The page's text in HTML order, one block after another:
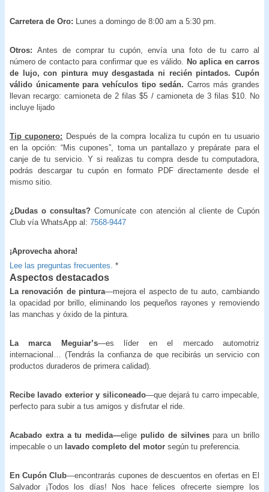
Carretera de Oro: Lunes a domingo de 8:00 am a 5:30 pm.
Otros: Antes de comprar tu cupón, envía una foto de tu carro al
número de contacto para confirmar que es válido.
No aplica en carros
de lujo, con pintura muy desgastada ni recién pintados. Cupón
válido únicamente para vehículos tipo sedán. Carros más grandes
llevan recargo: camioneta de 2 filas $5 / camioneta de 3 filas $10. No
incluye lijado
Tip cuponero: Después de la compra localiza tu cupón en tu usuario
en la opción: “Mis cupones”, toma un pantallazo y prepárate para el
canje de tu servicio. Y si realizas tu compra desde tu computadora,
podrás descargar tu cupón en formato PDF directamente desde el
mismo sitio.
¿Dudas o consultas? Comunícate con atención al cliente de Cupón
Club vía WhatsApp al: 7568-9447
¡Aprovecha ahora!
Lee las preguntas frecuentes. *
Aspectos destacados
La renovación de pintura—mejora el aspecto de tu auto, cambiando
la opacidad por brillo, eliminando los pequeños rayones y removiendo
las manchas y óxido de la pintura.
La marca Meguiar’s—es líder en el mercado automotriz
internacional… (Tendrás la confianza de que recibirás un servicio con
productos duraderos de primera calidad).
Recibe lavado exterior y siliconeado—que dejará tu carro impecable,
perfecto para subir a tus amigos y disfrutar el ride.
Acabado extra a tu medida—elige pulido de silvinespara un brillo
impecable o un lavado completo del motor según tu preferencia.
En Cupón Club—encontrarás cupones de descuentos en ofertas en El
Salvador ¡Todos los días! Nos hace felices ofrecerte siempre los